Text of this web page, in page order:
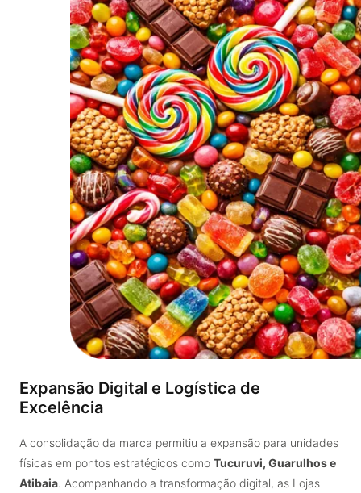
Expansão Digital e Logística de
Excelência
A consolidação da marca permitiu a expansão para unidades
físicas em pontos estratégicos como Tucuruvi, Guarulhos e
Atibaia. Acompanhando a transformação digital, as Lojas